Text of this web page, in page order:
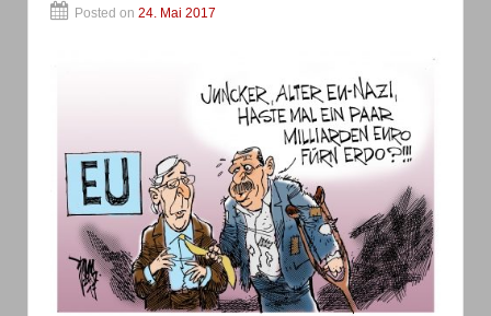
Posted on 24. Mai 2017